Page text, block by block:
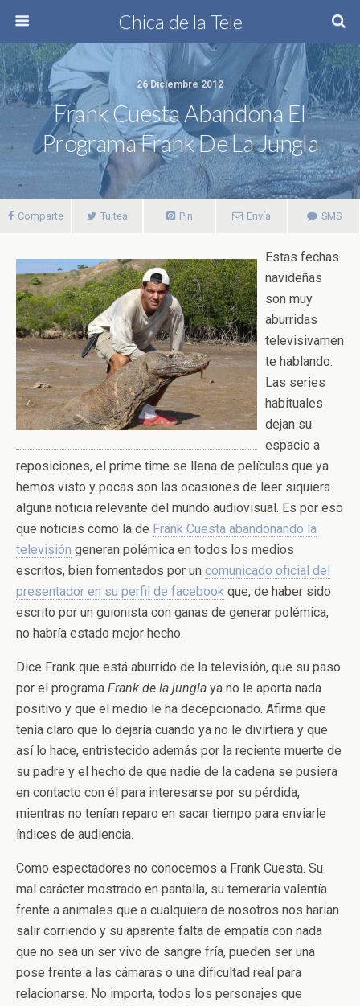
Chica de la Tele
26 Diciembre 2012
Frank Cuesta Abandona El
Programa Frank De La Jungla
Comparte Tuitea Pin Envía SMS
Estas fechas
navideñas
son muy
aburridas
televisivamen
te hablando.
Las series
habituales
dejan su
espacio a
reposiciones, el prime time se llena de películas que ya
hemos visto y pocas son las ocasiones de leer siquiera
alguna noticia relevante del mundo audiovisual. Es por eso
que noticias como la de Frank Cuesta abandonando la
televisión generan polémica en todos los medios
escritos, bien fomentados por un comunicado oficial del
presentador en su perfil de facebook que, de haber sido
escrito por un guionista con ganas de generar polémica,
no habría estado mejor hecho.
Dice Frank que está aburrido de la televisión, que su paso
por el programa Frank de la jungla ya no le aporta nada
positivo y que el medio le ha decepcionado. Afirma que
tenía claro que lo dejaría cuando ya no le divirtiera y que
así lo hace, entristecido además por la reciente muerte de
su padre y el hecho de que nadie de la cadena se pusiera
en contacto con él para interesarse por su pérdida,
mientras no tenían reparo en sacar tiempo para enviarle
índices de audiencia.
Como espectadores no conocemos a Frank Cuesta. Su
mal carácter mostrado en pantalla, su temeraria valentía
frente a animales que a cualquiera de nosotros nos harían
salir corriendo y su aparente falta de empatía con nada
que no sea un ser vivo de sangre fría, pueden ser una
pose frente a las cámaras o una dificultad real para
relacionarse. No importa, todos los personajes que